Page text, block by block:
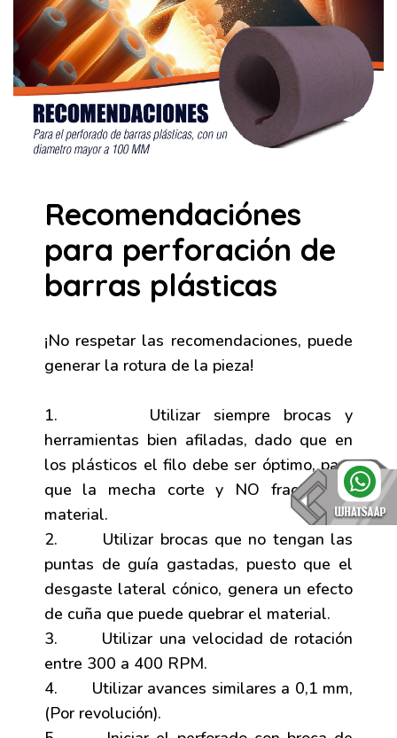
Recomendaciónes
para perforación de
barras plásticas
¡No respetar las recomendaciones, puede
generar la rotura de la pieza!
1. Utilizar siempre brocas y
herramientas bien afiladas, dado que en
los plásticos el filo debe ser óptimo, para
que la mecha corte y NO fracture el
material.
2. Utilizar brocas que no tengan las
puntas de guía gastadas, puesto que el
desgaste lateral cónico, genera un efecto
de cuña que puede quebrar el material.
3. Utilizar una velocidad de rotación
entre 300 a 400 RPM.
4. Utilizar avances similares a 0,1 mm,
(Por revolución).